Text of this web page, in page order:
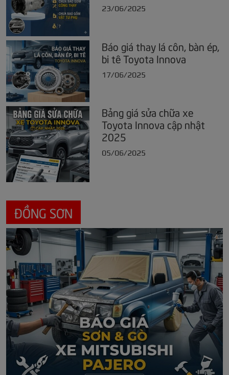
23/06/2025
Báo giá thay lá côn, bàn ép,
bi tê Toyota Innova
17/06/2025
Bảng giá sửa chữa xe
Toyota Innova cập nhật
2025
05/06/2025
ĐỒNG SƠN